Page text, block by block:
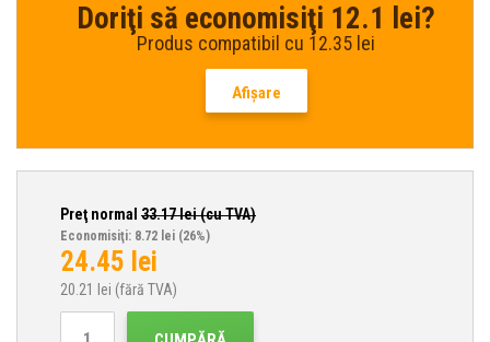
Doriţi să economisiţi 12.1 lei?
Produs compatibil cu 12.35 lei
Afişare
Preţ normal 33.17lei (cu TVA)
Economisiţi: 8.72 lei (26%)
24.45 lei
20.21 lei (fără TVA)